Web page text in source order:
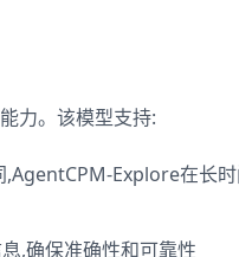
力。该模型支持:
Explore在长
,确保准确性和可靠性